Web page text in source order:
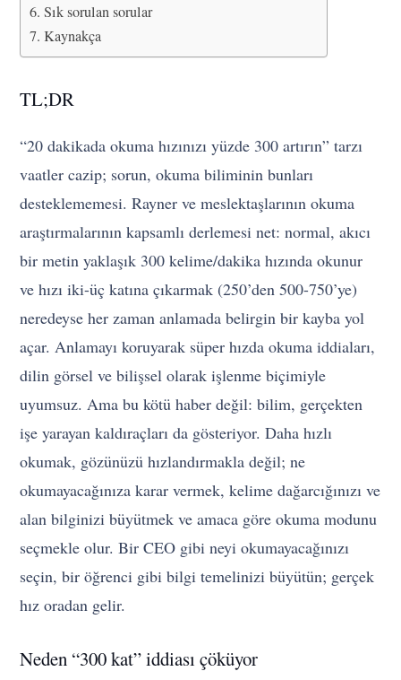
Sık sorulan sorular
Kaynakça
TL;DR
“20 dakikada okuma hızınızı yüzde 300 artırın” tarzı
vaatler cazip; sorun, okuma biliminin bunları
desteklememesi. Rayner ve meslektaşlarının okuma
araştırmalarının kapsamlı derlemesi net: normal, akıcı
bir metin yaklaşık 300 kelime/dakika hızında okunur
ve hızı iki-üç katına çıkarmak (250’den 500-750’ye)
neredeyse her zaman anlamada belirgin bir kayba yol
açar. Anlamayı koruyarak süper hızda okuma iddiaları,
dilin görsel ve bilişsel olarak işlenme biçimiyle
uyumsuz. Ama bu kötü haber değil: bilim, gerçekten
işe yarayan kaldıraçları da gösteriyor. Daha hızlı
okumak, gözünüzü hızlandırmakla değil; ne
okumayacağınıza karar vermek, kelime dağarcığınızı ve
alan bilginizi büyütmek ve amaca göre okuma modunu
seçmekle olur. Bir CEO gibi neyi okumayacağınızı
seçin, bir öğrenci gibi bilgi temelinizi büyütün; gerçek
hız oradan gelir.
Neden “300 kat” iddiası çöküyor